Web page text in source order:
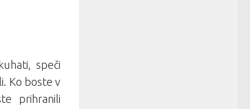
speči
Ko boste v
prihranili